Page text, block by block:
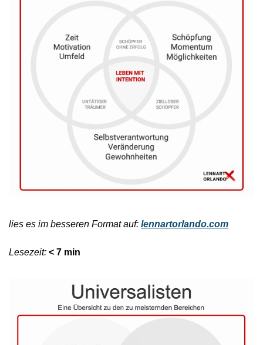
lies es im besseren Format auf: lennartorlando.com
Lesezeit: < 7 min